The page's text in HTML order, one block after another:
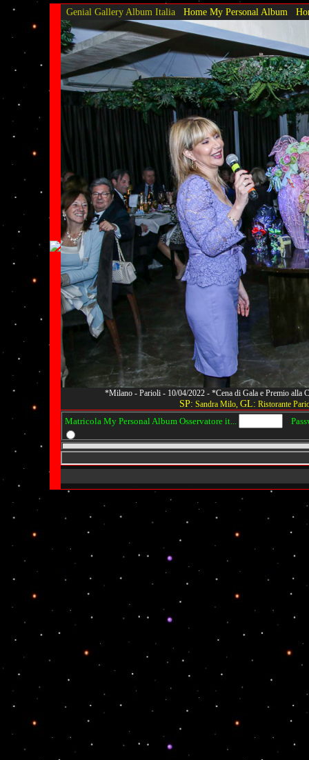
Genial Gallery Album Italia Home My Personal Album
*Milano - Parioli - 10/04/2022 - *Cena di Gala e Premio
SP: Sandra Milo, GL: Ristorante
Matricola My Personal Album Osservatore it...